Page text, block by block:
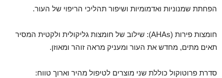
הפחתת שמנוניות ואדמומיות ושיפור תהליכי הריפוי של העור.
חומצות פירות (AHAs): שילוב של חומצות גליקולית ולקטית המסיר
תאים מתים, מחדש את העור ומעניק מראה זוהר ומאוזן.
סדרת פרוטוקול כוללת שני מוצרים לטיפול מהיר וארוך טווח: